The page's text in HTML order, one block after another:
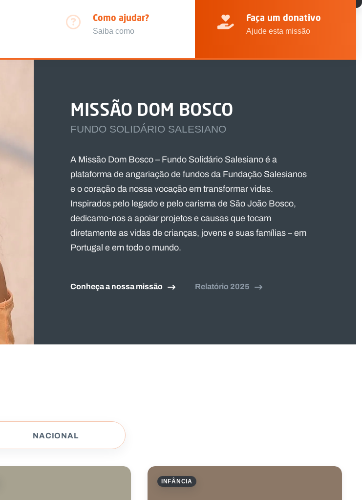
Como ajudar?
Saiba como
Faça um donativo
Ajude esta missão
MISSÃO DOM BOSCO
FUNDO SOLIDÁRIO SALESIANO
A Missão Dom Bosco – Fundo Solidário Salesiano é a
plataforma de angariação de fundos da Fundação Salesianos
e o coração da nossa vocação em transformar vidas.
Inspirados pelo legado e pelo carisma de São João Bosco,
dedicamo-nos a apoiar projetos e causas que tocam
diretamente as vidas de crianças, jovens e suas famílias – em
Portugal e em todo o mundo.
Conheça a nossa missão Relatório 2025
NACIONAL
INFÂNCIA